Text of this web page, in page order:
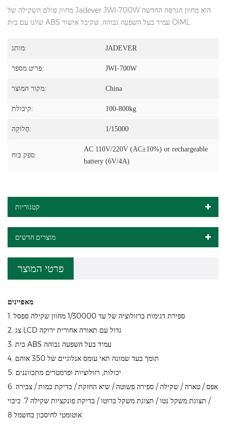
מחוון סולם השקילה של Jadever JWI-700W הוא מחוון הגרסה החדשה
שלנו עם בית ABS עמיד בעל השפעה גבוהה, שקיבל אישור OIML.
מותג: JADEVER
פריט מספר: JWI-700W
מקור המוצר: China
קיבולת: 100-800kg
חֲלוּקָה: 1/15000
ספק כוח:
AC 110V/220V (AC±10%) or rechargeable
battery (6V/4A)
קטגוריות
מוצרים חדשים
פרטי המוצר
מאפיינים
1. ספירת דגימות ברזולוציה של עד 1/30000 מחוון שקילה ספסל
6. אפס / טארה / שקילה / ספירה פשוטה / שיא החזקת / בדיקת כמות / צבירה
/ תצוגת משקל נטו / תצוגת משקל ברוטו / בדיקת פונקציות שקילה 7. כיבוי
אוטומטי לחיסכון בחשמל 8.